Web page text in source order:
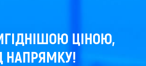
ЦІНОЮ,
НАПРЯМКУ!